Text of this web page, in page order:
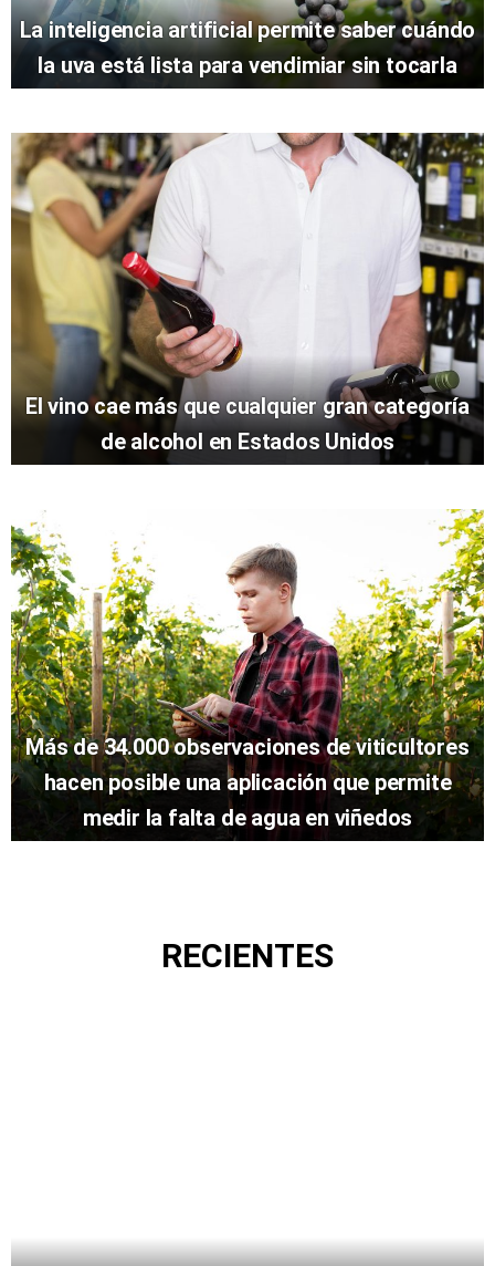
La inteligencia artificial permite saber cuándo
la uva está lista para vendimiar sin tocarla
El vino cae más que cualquier gran categoría
de alcohol en Estados Unidos
Más de 34.000 observaciones de viticultores
hacen posible una aplicación que permite
medir la falta de agua en viñedos
RECIENTES